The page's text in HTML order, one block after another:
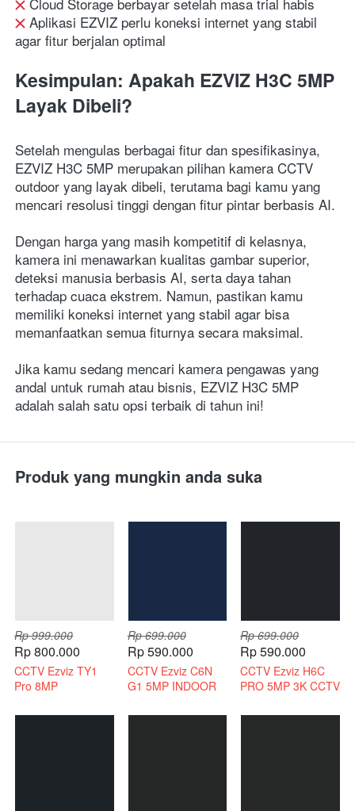
Aplikasi EZVIZ perlu koneksi internet yang stabil
agar fitur berjalan optimal
Kesimpulan: Apakah EZVIZ H3C 5MP
Layak Dibeli?
Setelah mengulas berbagai fitur dan spesifikasinya,
EZVIZ H3C 5MP merupakan pilihan kamera CCTV
outdoor yang layak dibeli, terutama bagi kamu yang
mencari resolusi tinggi dengan fitur pintar berbasis AI.
Dengan harga yang masih kompetitif di kelasnya,
kamera ini menawarkan kualitas gambar superior,
deteksi manusia berbasis AI, serta daya tahan
terhadap cuaca ekstrem. Namun, pastikan kamu
memiliki koneksi internet yang stabil agar bisa
memanfaatkan semua fiturnya secara maksimal.
Jika kamu sedang mencari kamera pengawas yang
andal untuk rumah atau bisnis, EZVIZ H3C 5MP
adalah salah satu opsi terbaik di tahun ini!
Produk yang mungkin anda suka
Rp 999.000
Rp 800.000
CCTV Ezviz TY1
Pro 8MP
Rp 699.000
Rp 590.000
CCTV Ezviz C6N
G1 5MP INDOOR
AUDIO
Rp 699.000
Rp 590.000
CCTV Ezviz H6C
PRO 5MP 3K CCTV
AUDIO